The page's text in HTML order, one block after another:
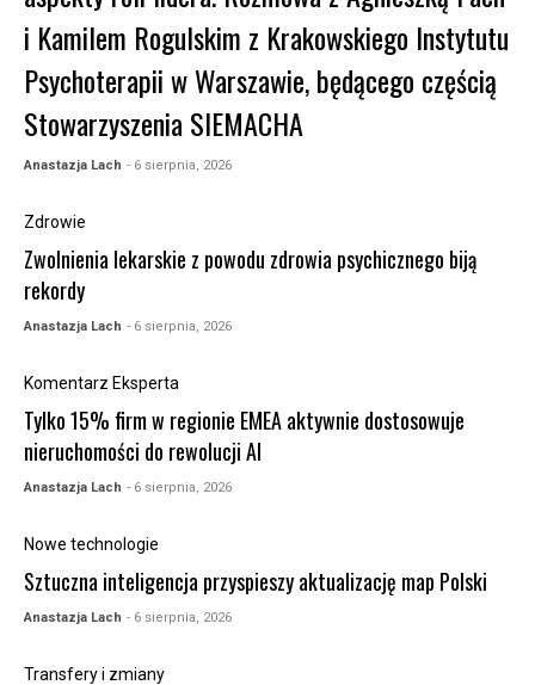
i Kamilem Rogulskim z Krakowskiego Instytutu
Psychoterapii w Warszawie, będącego częścią
Stowarzyszenia SIEMACHA
Anastazja Lach - 6 sierpnia, 2026
Zdrowie
Zwolnienia lekarskie z powodu zdrowia psychicznego biją
rekordy
Anastazja Lach - 6 sierpnia, 2026
Komentarz Eksperta
Tylko 15% firm w regionie EMEA aktywnie dostosowuje
nieruchomości do rewolucji AI
Anastazja Lach - 6 sierpnia, 2026
Nowe technologie
Sztuczna inteligencja przyspieszy aktualizację map Polski
Anastazja Lach - 6 sierpnia, 2026
Transfery i zmiany